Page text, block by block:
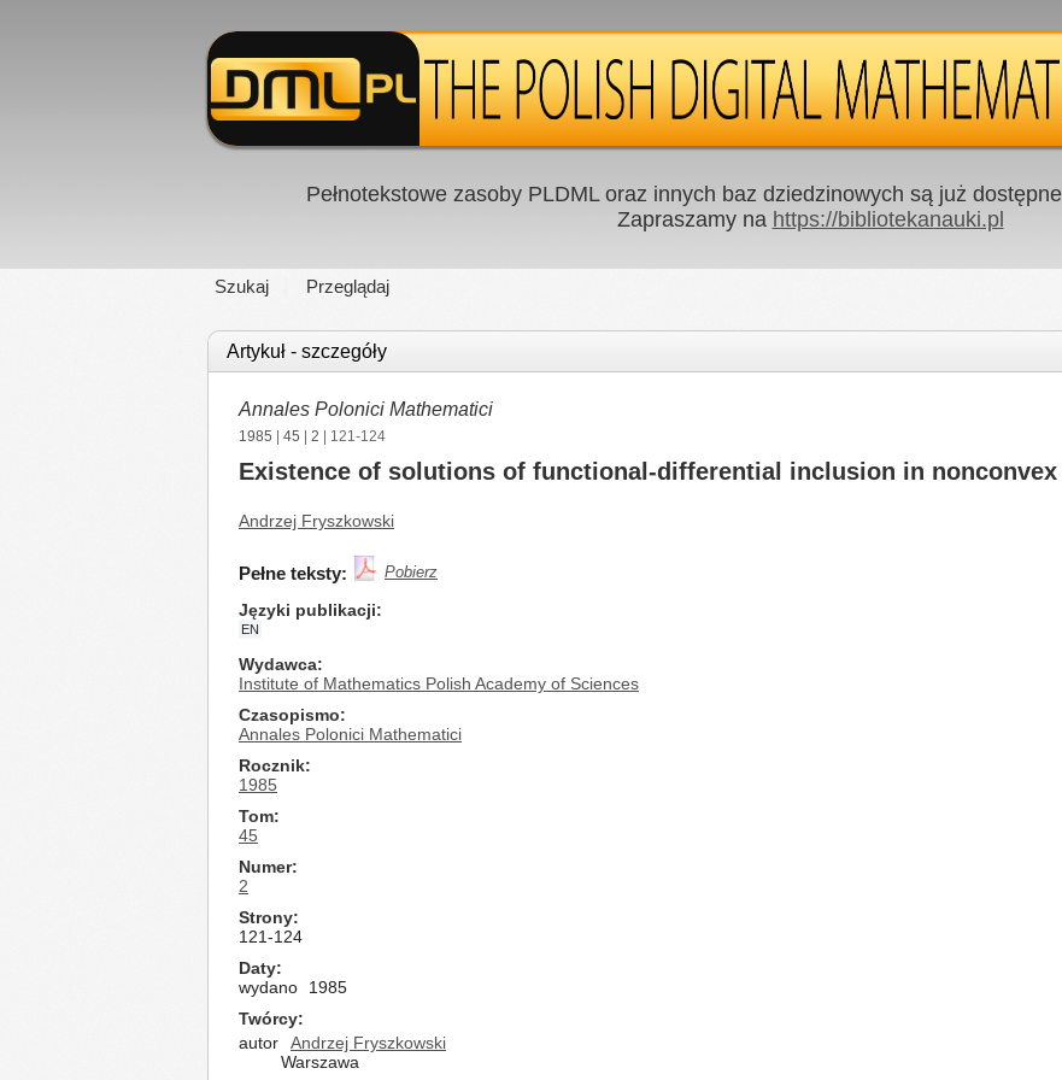
Pełnotekstowe zasoby PLDML oraz innych baz dziedzinowych są już
Zapraszamy na https://bibliotekanauki.pl
Szukaj Przeglądaj
Artykuł - szczegóły
Annales Polonici Mathematici
1985 45 2 | 121-124
Existence of solutions of functional-differential inclusion in nonconvex
Andrzej Fryszkowski
Pełne teksty: Pobierz
Języki publikacji
EN
Wydawca
Institute of Mathematics Polish Academy of Sciences
Czasopismo
Annales Polonici Mathematici
Rocznik
1985
Tom
45
Numer
2
Strony
121-124
Daty
wydano
1985
Twórcy
autor
Andrzej Fryszkowski
Warszawa